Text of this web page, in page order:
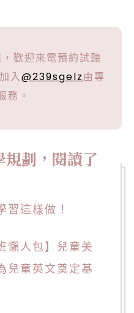
歡迎來電預約試聽
入@239sgelz 由專
務。
規劃，閱讀了
把握黃金學習
習這樣做！
懶人包】兒童美
兒童英文奠定基